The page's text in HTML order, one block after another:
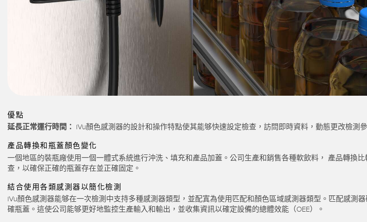
科技
優點
延長正常運行時間： iVu顏色感測器的設計和操作特點使其能够快速設定檢查，訪問即時資料，動態更改檢測
產品轉換和瓶蓋顏色變化
一個地區的裝瓶廠使用一個一體式系統進行沖洗、填充和產品加蓋。公司生產和銷售各種軟飲料， 產品轉換
查，以確保正確的瓶蓋存在並正確固定。
結合使用各類感測器以簡化檢測
iVu顏色感測器能够在一次檢測中支持多種感測器類型，並配寘為使用匹配和顏色區域感測器類型。匹配感
確瓶蓋。這使公司能够更好地監控生產輸入和輸出，並收集資訊以確定設備的總體效能（OEE）。